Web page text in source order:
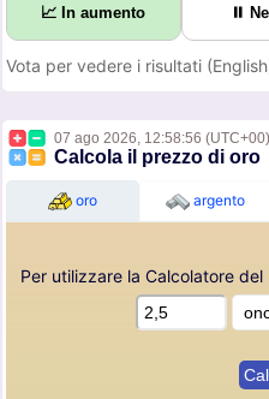
📈 In aumento ⏸
Vota per vedere i risultati
07 ago 2026, 12:58:56 (UTC+00)
Calcola il prezzo di oro
oro argento
Per utilizzare la Calcolatore